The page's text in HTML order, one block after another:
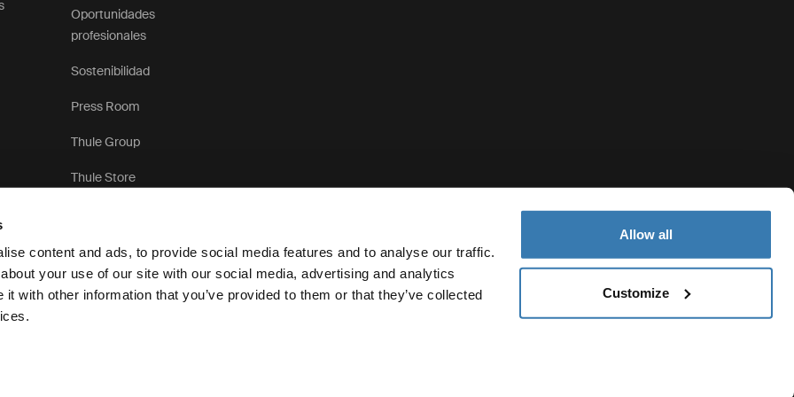
content and ads, to provide social media features and to analyse our traffic.
your use of our site with our social media, advertising and analytics
with other information that you’ve provided to them or that they’ve collected
Allow all
Customize
Oportunidades
profesionales
Sostenibilidad
Press Room
Thule Group
Thule Store
Aviso de privacidad Política de cookies Configuración de cookies Current market/